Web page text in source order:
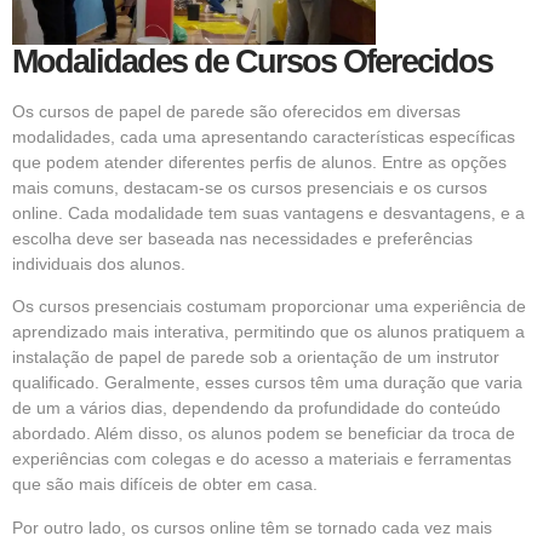
Modalidades de Cursos Oferecidos
Os cursos de papel de parede são oferecidos em diversas
modalidades, cada uma apresentando características específicas
que podem atender diferentes perfis de alunos. Entre as opções
mais comuns, destacam-se os cursos presenciais e os cursos
online. Cada modalidade tem suas vantagens e desvantagens, e a
escolha deve ser baseada nas necessidades e preferências
individuais dos alunos.
Os cursos presenciais costumam proporcionar uma experiência de
aprendizado mais interativa, permitindo que os alunos pratiquem a
instalação de papel de parede sob a orientação de um instrutor
qualificado. Geralmente, esses cursos têm uma duração que varia
de um a vários dias, dependendo da profundidade do conteúdo
abordado. Além disso, os alunos podem se beneficiar da troca de
experiências com colegas e do acesso a materiais e ferramentas
que são mais difíceis de obter em casa.
Por outro lado, os cursos online têm se tornado cada vez mais